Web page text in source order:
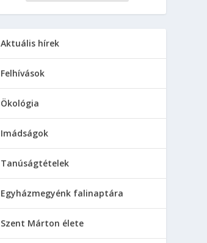
Aktuális hírek
Felhívások
Ökológia
Imádságok
Tanúságtételek
Egyházmegyénk falinaptára
Szent Márton élete